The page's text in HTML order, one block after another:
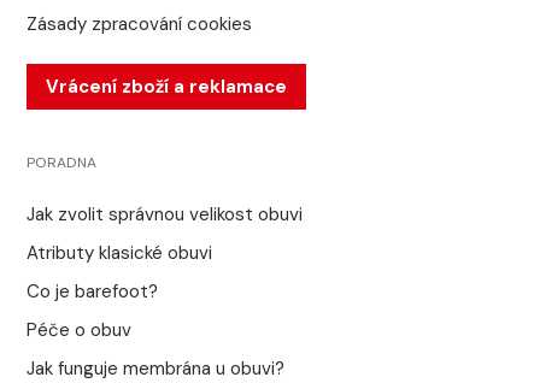
Zásady zpracování cookies
Vrácení zboží a reklamace
PORADNA
Jak zvolit správnou velikost obuvi
Atributy klasické obuvi
Co je barefoot?
Péče o obuv
Jak funguje membrána u obuvi?